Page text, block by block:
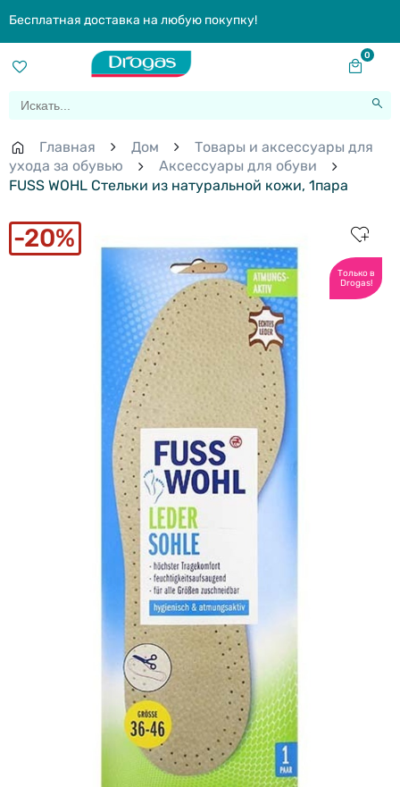
Бесплатная доставка на любую покупку!
0
Главная Дом
Товары и аксессуары для
ухода за обувью
Aксессуары для обуви
FUSS WOHL Стельки из натуральной кожи, 1пара
20%
Только в
Drogas!